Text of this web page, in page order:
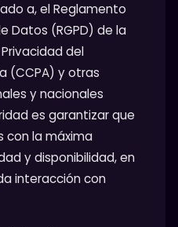
a, el Reglamento
Datos (RGPD) de la
del
(CCPA) y otras
y nacionales
es garantizar que
con la máxima
y disponibilidad, en
interacción con